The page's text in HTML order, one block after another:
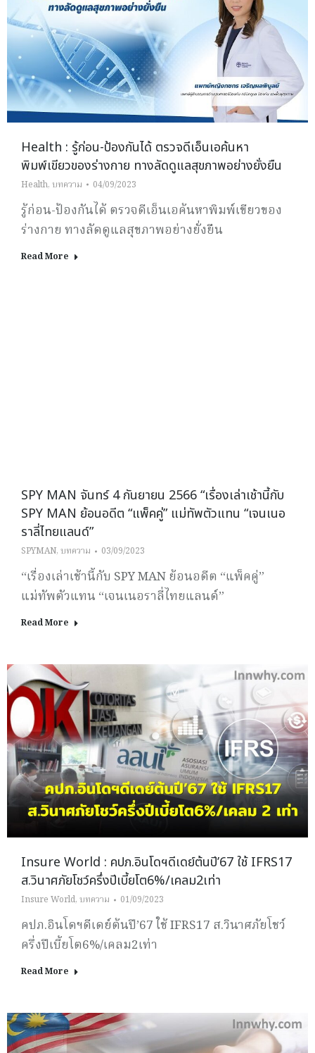
Health : รู้ก่อน-ป้องกันได้ ตรวจดีเอ็นเอค้นหา
พิมพ์เขียวของร่างกาย ทางลัดดูแลสุขภาพอย่างยั่งยืน
Health, บทความ 04/09/2023
รู้ก่อน-ป้องกันได้ ตรวจดีเอ็นเอค้นหาพิมพ์เขียวของ
ร่างกาย ทางลัดดูแลสุขภาพอย่างยั่งยืน
Read More
SPY MAN จันทร์ 4 กันยายน 2566 “เรื่องเล่าเช้านี้กับ
SPY MAN ย้อนอดีต “แพ็คคู่” แม่ทัพตัวแทน “เจนเนอ
ราลี่ไทยแลนด์”
SPYMAN, บทความ 03/09/2023
“เรื่องเล่าเช้านี้กับ SPY MAN ย้อนอดีต “แพ็คคู่”
แม่ทัพตัวแทน “เจนเนอราลี่ไทยแลนด์”
Read More
Insure World : คปภ.อินโดฯดีเดย์ต้นปี’67 ใช้ IFRS17
ส.วินาศภัยโชว์ครึ่งปีเบี้ยโต6%/เคลม2เท่า
Insure World, บทความ 01/09/2023
คปภ.อินโดฯดีเดย์ต้นปี’67 ใช้ IFRS17 ส.วินาศภัยโชว์
ครึ่งปีเบี้ยโต6%/เคลม2เท่า
Read More